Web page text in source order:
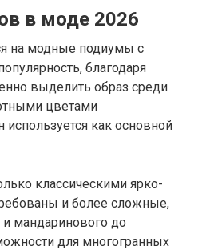
в моде 2026
на модные подиумы с
благодаря
выделить образ среди
цветами
как основной
классическими ярко-
и более сложные,
мандаринового до
для многогранных